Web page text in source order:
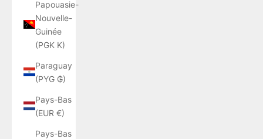
Papouasie-
Nouvelle-
Guinée
(PGK K)
Paraguay
(PYG ₲)
Pays-Bas
(EUR €)
Pays-Bas